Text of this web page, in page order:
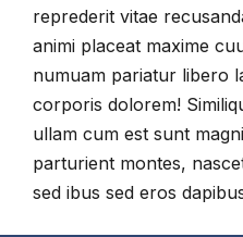
reprederit vitae
animi placeat maxime
numuam pariatur libero
corporis dolorem!
ullam cum est sunt
parturient montes,
sed ibus sed eros